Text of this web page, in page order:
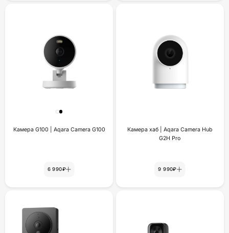
Камера G100 | Aqara Camera G100
6 990₽
Камера хаб | Aqara Camera Hub
G2H Pro
9 990₽